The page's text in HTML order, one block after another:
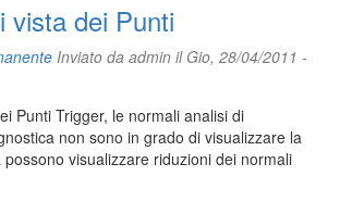
vista dei Punti
Inviato da admin il Gio, 28/04/2011 -
Punti Trigger, le normali analisi di
non sono in grado di visualizzare la
visualizzare riduzioni dei normali